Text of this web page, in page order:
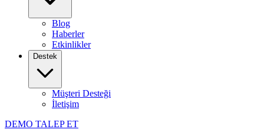
Blog
Haberler
Etkinlikler
Destek
Müşteri Desteği
İletişim
DEMO TALEP ET